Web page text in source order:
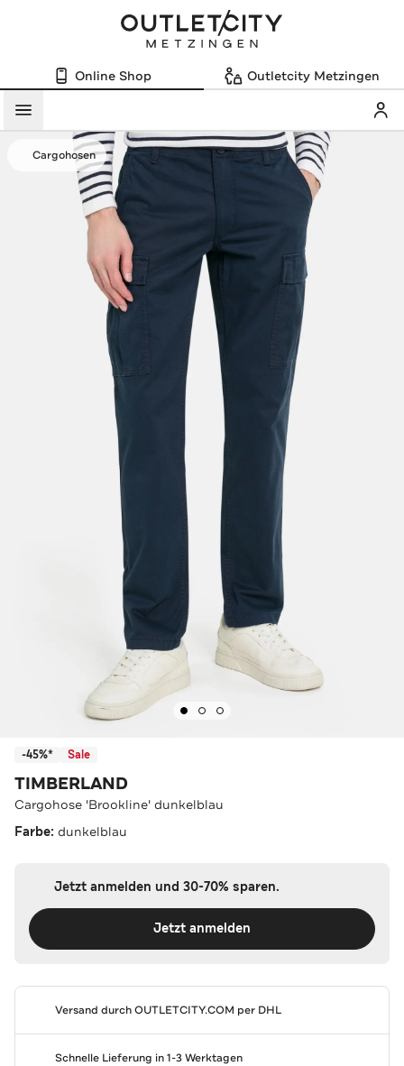
Online Shop Outletcity Metzingen
Menü
Cargohosen
-45%* Sale
TIMBERLAND
Cargohose 'Brookline' dunkelblau
Farbe: dunkelblau
Jetzt anmelden und 30-70% sparen.
Jetzt anmelden
Versand durchOUTLETCITY.COM per DHL
Schnelle Lieferung in 1-3 Werktagen